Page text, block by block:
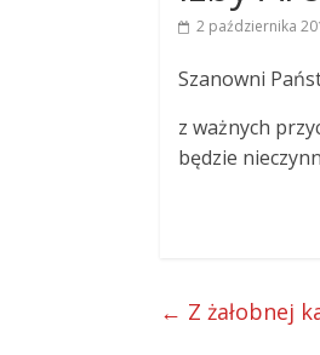
2 października
Szanowni
z ważnych
będzie
← Z żałobnej